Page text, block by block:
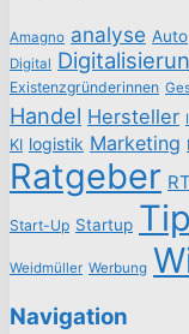
Amagno analyse Auto
Digital
Existenzgründerinnen
Handel Hersteller
KI logistik Marketing
Ratgeber
Start-Up Startup
Weidmüller Werbung
Navigation